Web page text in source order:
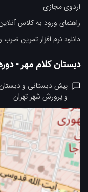
اردوی مجازی
راهنمای ورود به کلاس
دانلود نرم افزار تمرین
دبستان کلام مهر -
و پرورش شهر تهران